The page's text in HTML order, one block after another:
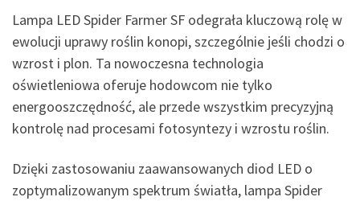
Lampa LED Spider Farmer SF odegrała kluczową rolę w
ewolucji uprawy roślin konopi, szczególnie jeśli chodzi o
wzrost i plon. Ta nowoczesna technologia
oświetleniowa oferuje hodowcom nie tylko
energooszczędność, ale przede wszystkim precyzyjną
kontrolę nad procesami fotosyntezy i wzrostu roślin.
Dzięki zastosowaniu zaawansowanych diod LED o
zoptymalizowanym spektrum światła, lampa Spider